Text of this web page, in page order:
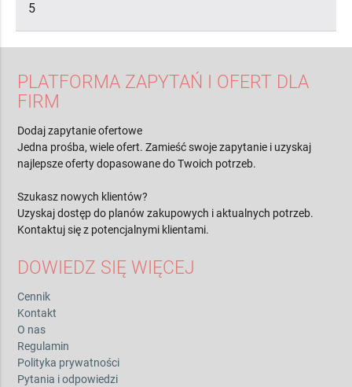
5
PLATFORMA ZAPYTAŃ I OFERT DLA
FIRM
Dodaj zapytanie ofertowe
Jedna prośba, wiele ofert. Zamieść swoje zapytanie i uzyskaj
najlepsze oferty dopasowane do Twoich potrzeb.
Szukasz nowych klientów?
Uzyskaj dostęp do planów zakupowych i aktualnych potrzeb.
Kontaktuj się z potencjalnymi klientami.
DOWIEDZ SIĘ WIĘCEJ
Cennik
Kontakt
O nas
Regulamin
Polityka prywatności
Pytania i odpowiedzi